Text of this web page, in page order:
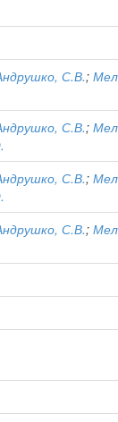
С.В.;
С.В.;
С.В.;
С.В.;